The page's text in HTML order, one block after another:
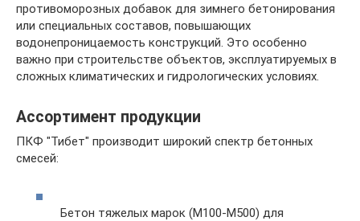
противоморозных добавок для зимнего бетонирования
или специальных составов, повышающих
водонепроницаемость конструкций. Это особенно
важно при строительстве объектов, эксплуатируемых в
сложных климатических и гидрологических условиях.
Ассортимент продукции
ПКФ "Тибет" производит широкий спектр бетонных
смесей:
Бетон тяжелых марок (М100-М500) для